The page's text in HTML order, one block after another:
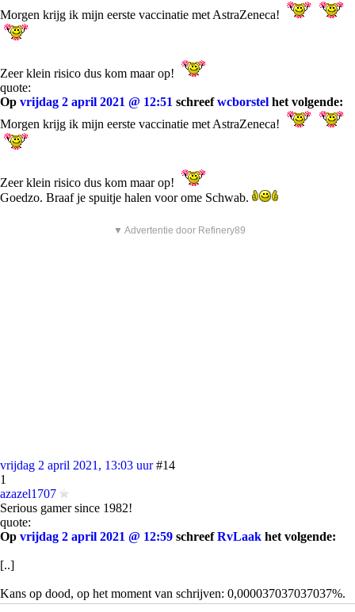
Morgen krijg ik mijn eerste vaccinatie met AstraZeneca!
Zeer klein risico dus kom maar op!
quote:
Op vrijdag 2 april 2021 @ 12:51 schreefwcborstel het volgende:
Morgen krijg ik mijn eerste vaccinatie met AstraZeneca!
Zeer klein risico dus kom maar op!
Goedzo. Braaf je spuitje halen voor ome Schwab.
▼ Advertentie door Refinery89
vrijdag 2 april 2021, 13:03 uur #14
1
azazel1707
Serious gamer since 1982!
quote:
Op vrijdag 2 april 2021 @ 12:59 schreefRvLaak het volgende:
[..]
Kans op dood, op het moment van schrijven: 0,000037037037037%.